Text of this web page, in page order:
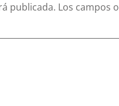
publicada. Los campos